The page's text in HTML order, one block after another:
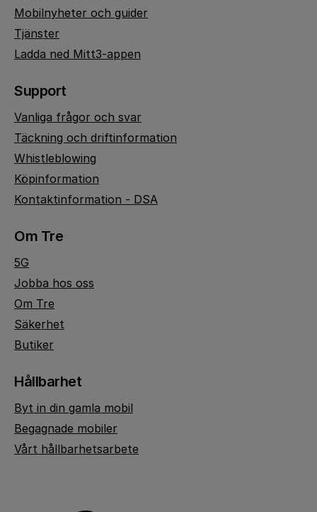
Mobilnyheter och guider
Tjänster
Ladda ned Mitt3-appen
Support
Vanliga frågor och svar
Täckning och driftinformation
Whistleblowing
Köpinformation
Kontaktinformation - DSA
Om Tre
5G
Jobba hos oss
Om Tre
Säkerhet
Butiker
Hållbarhet
Byt in din gamla mobil
Begagnade mobiler
Vårt hållbarhetsarbete